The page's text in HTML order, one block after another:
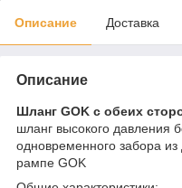
Описание Доставка
Описание
Шланг GOK с обеих
шланг высокого давления
одновременного забора из
рампе GOK